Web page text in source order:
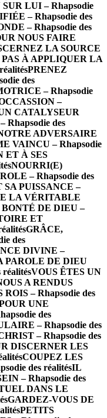
LUI – Rhapsodie
– Rhapsodie des
– Rhapsodie des
NOUS FAIRE
LA SOURCE
À APPLIQUER LA
PRENEZ
des
– Rhapsodie
–
CATALYSEUR
des
ADVERSAIRE
VAINCU – Rhapsodie
ET À SES
NOURRI(E)
– Rhapsodie des
PUISSANCE –
LA VÉRITABLE
DE DIEU –
ET
GRÂCE,
des
DIVINE –
PAROLE DE DIEU
VOUS ÊTES UN
A RENDUS
– Rhapsodie des
UNE
des
– Rhapsodie des
– Rhapsodie des
DISCERNER LES
COUPEZ LES
des réalitésIL
– Rhapsodie des
DANS LE
GARDEZ-VOUS DE
PETITS